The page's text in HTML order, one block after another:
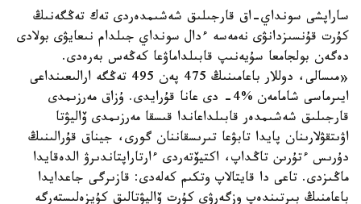
ساراپشى سونداي-اق قارجىلىق شەشىمدەردى تەك تەڭگەنىڭ
كۇرت قۇنسىزدانۋى نەمەسە ءدال سونداي جىلدام نىعايۋى بولادى
دەگەن بولجامعا سۇيەنىپ قابىلداماۋعا كەڭەس بەرەدى.
«مىسالى، دوللار باعامىنىڭ 475 پەن 495 تەڭگە ارالىعىنداعى
ايىرماسى شامامەن %4- دى عانا قۇرايدى. ۇزاق مەرزىمدى
قارجىلىق شەشىمدەر قابىلداعاندا قىسقا مەرزىمدى ۆاليۋتا
اۋىتقۋلارىنان پايدا تابۋعا تىرىسقاننان گورى، جيناق قۇرالىنىڭ
دۇرىس ءتۇرىن تاڭداپ، اكتيۆتەردى ءارتاراپتاندىرۋ الدەقايدا
ماڭىزدى. تاعى دا قايتالاپ وتكىم كەلەدى: قازىرگى جاعدايدا
باعامنىڭ بىرتىندەپ وزگەرۋى كۇرت ۆاليۋتالىق كۇيزەلىستەرگە